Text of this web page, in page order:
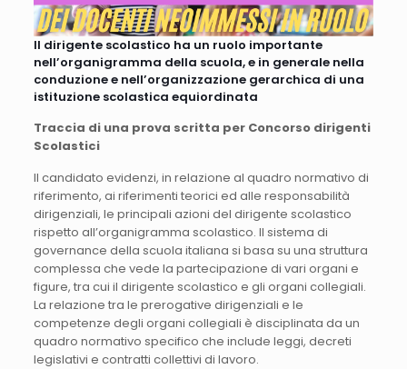
Il dirigente scolastico ha un ruolo importante
nell’organigramma della scuola, e in generale nella
conduzione e nell’organizzazione gerarchica di una
istituzione scolastica equiordinata
Traccia di una prova scritta per Concorso dirigenti
Scolastici
Il candidato evidenzi, in relazione al quadro normativo di
riferimento, ai riferimenti teorici ed alle responsabilità
dirigenziali, le principali azioni del dirigente scolastico
rispetto all’organigramma scolastico. Il sistema di
governance della scuola italiana si basa su una struttura
complessa che vede la partecipazione di vari organi e
figure, tra cui il dirigente scolastico e gli organi collegiali.
La relazione tra le prerogative dirigenziali e le
competenze degli organi collegiali è disciplinata da un
quadro normativo specifico che include leggi, decreti
legislativi e contratti collettivi di lavoro.